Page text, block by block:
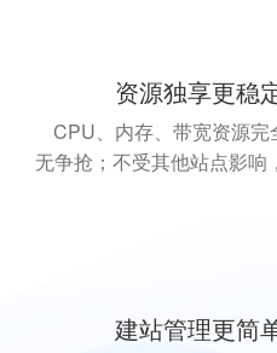
资源独享更稳
CPU、内存、带宽资源完
无争抢；不受其他站点影响
建站管理更简